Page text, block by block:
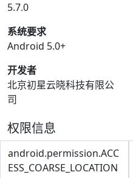
5.7.0
系统要求
Android 5.0+
开发者
北京初星云晓科技有限公
司
权限信息
android.permission.ACC
ESS_COARSE_LOCATION